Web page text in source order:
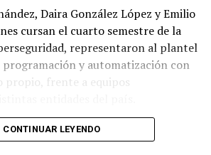
Daira González López y Emilio
cursan el cuarto semestre de la
representaron al plantel
programación y automatización con
frente a equipos
por los jóvenes les permitió
CONTINUAR LEYENDO